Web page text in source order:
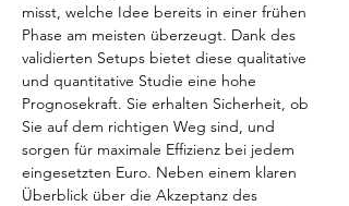
misst, welche Idee bereits in einer frühen
Phase am meisten überzeugt. Dank des
validierten Setups bietet diese qualitative
und quantitative Studie eine hohe
Prognosekraft. Sie erhalten Sicherheit, ob
Sie auf dem richtigen Weg sind, und
sorgen für maximale Effizienz bei jedem
eingesetzten Euro. Neben einem klaren
Überblick über die Akzeptanz des